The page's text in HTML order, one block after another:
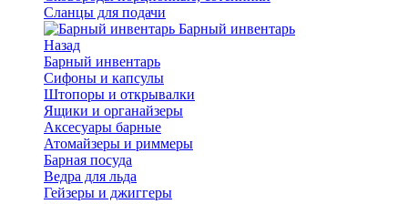
Сланцы для подачи
Барный инвентарь
Назад
Барный инвентарь
Сифоны и капсулы
Штопоры и открывалки
Ящики и органайзеры
Аксесуары барные
Атомайзеры и риммеры
Барная посуда
Ведра для льда
Гейзеры и джиггеры